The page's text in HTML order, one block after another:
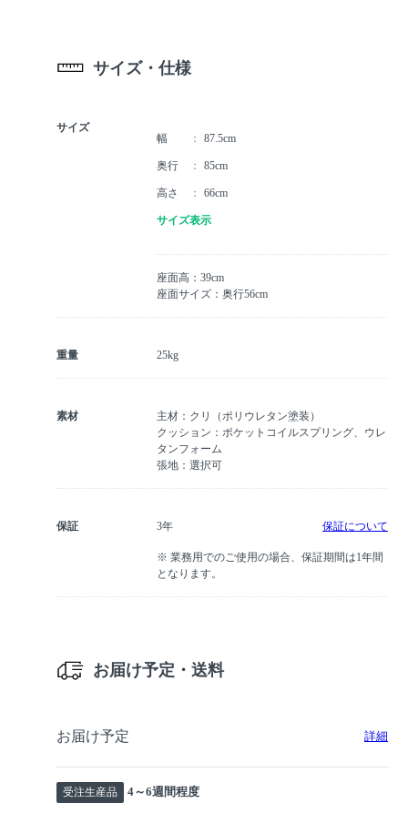
サイズ・仕様
サイズ
幅
87.5cm
奥行 85cm
高さ 66cm
サイズ表示
座面高：39cm
座面サイズ：奥行56cm
重量 25kg
素材
主材：クリ（ポリウレタン塗装）
クッション：ポケットコイルスプリング、ウレ
タンフォーム
張地：選択可
保証 3年 保証について
※ 業務用でのご使用の場合、保証期間は1年間
となります。
お届け予定・送料
お届け予定 詳細
受注生産品 4～6週間程度